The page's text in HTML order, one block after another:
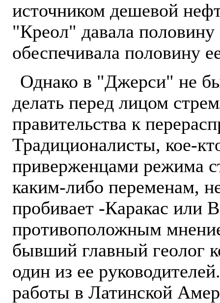
источником дешевой
"Креол" давала
обеспечивала половину
Однако в "Джерси" не
делать перед лицом
правительства к
Традиционалисты, кое-
приверженцами режима
каким-либо переменам,
пробивает -Каракас или
противоположным
бывший главный геолог
один из ее
работы в Латинской